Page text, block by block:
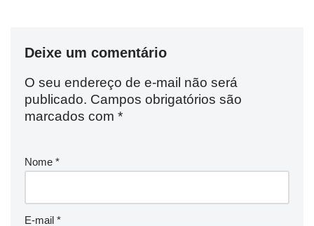
Deixe um comentário
O seu endereço de e-mail não será
publicado. Campos obrigatórios são
marcados com *
Nome *
E-mail *